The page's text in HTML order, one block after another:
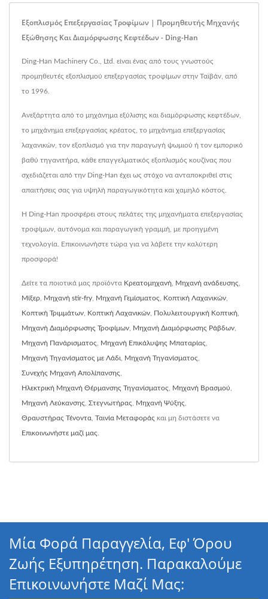
Εξοπλισμός Επεξεργασίας Τροφίμων | Προμηθευτής Μηχανής
Εξώθησης Και Διαμόρφωσης Κεφτέδων - Ding-Han
Ding-Han Machinery Co., Ltd. είναι ένας από τους γνωστούς
προμηθευτές εξοπλισμού επεξεργασίας τροφίμων στην Ταϊβάν, από
το 1996.
Ανεξάρτητα από το μηχάνημα εξύλισης και διαμόρφωσης κεφτέδων,
το μηχάνημα επεξεργασίας κρέατος, το μηχάνημα επεξεργασίας
λαχανικών, τον εξοπλισμό για την παραγωγή ψωμιού ή τον εμπορικό
βαθύ τηγανιτήρα, κάθε επαγγελματικός εξοπλισμός κουζίνας που
σχεδιάζεται από την Ding-Han έχει ως στόχο να ανταποκριθεί στις
απαιτήσεις σας για υψηλή παραγωγικότητα και χαμηλό κόστος.
Η Ding-Han προσφέρει στους πελάτες της μηχανήματα επεξεργασίας
τροφίμων, αυτόνομα και παραγωγική γραμμή, με προηγμένη
τεχνολογία. Επικοινωνήστε τώρα για να λάβετε την καλύτερη
προσφορά!
Δείτε τα ποιοτικά μας προϊόντα Κρεατομηχανή Μηχανή ανάδευσης
Μίξερ Μηχανή stir-fry Μηχανή Γεμίσματος Κοπτική Λαχανικών
Κοπτική Τριμμάτων Κοπτική Λαχανικών Πολυλειτουργική Κοπτική
Μηχανή Διαμόρφωσης Τροφίμων Μηχανή Διαμόρφωσης Ράβδων
Μηχανή Πανάρισματος Μηχανή Επικάλυψης Μπαταρίας
Μηχανή Τηγανίσματος με Λάδι Μηχανή Τηγανίσματος
Συνεχής Μηχανή Απολίπανσης
Ηλεκτρική Μηχανή Θέρμανσης Τηγανίσματος Μηχανή Βρασμού
Μηχανή Λεύκανσης Στεγνωτήρας Μηχανή Ψύξης
Θραυστήρας Τένοντα Ταινία Μεταφοράς και μη διστάσετε να
Επικοινωνήστε μαζί μας
Μία Φορά Παραγγελία, Εφ' Όρου
Ζωής Εξυπηρέτηση. Παρακαλούμε
Επικοινωνήστε Μαζί Μας: